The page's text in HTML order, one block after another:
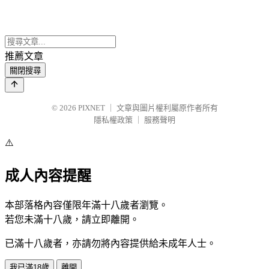
推薦文章
關閉搜尋
© 2026 PIXNET
文章與圖片權利屬原作者所有
隱私權政策
服務聲明
⚠️
成人內容提醒
本部落格內容僅限年滿十八歲者瀏覽。
若您未滿十八歲，請立即離開。
已滿十八歲者，亦請勿將內容提供給未成年人士。
我已滿18歲 離開